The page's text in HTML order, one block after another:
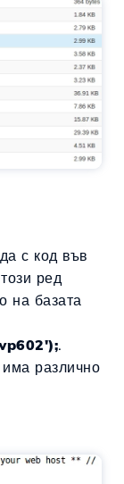
с код във
ред
на базата
.
различно